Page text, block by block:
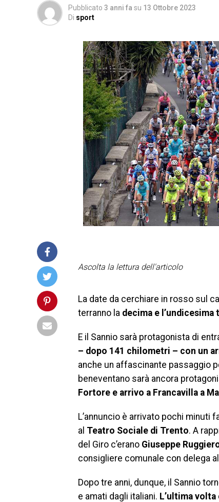
Pubblicato 3 anni fa su 13 Ottobre 2023
Di sport
Ascolta la lettura dell'articolo
La date da cerchiare in rosso sul
terranno la decima e l’undicesima
E il Sannio sarà protagonista di
– dopo 141 chilometri – con un
anche un affascinante passaggio
beneventano sarà ancora
Fortore e arrivo a Francavilla a
L’annuncio è arrivato pochi
al Teatro Sociale di Trento. A
del Giro c’erano Giuseppe
consigliere comunale con delega
Dopo tre anni, dunque, il Sannio
e amati dagli italiani. L’ultima volta